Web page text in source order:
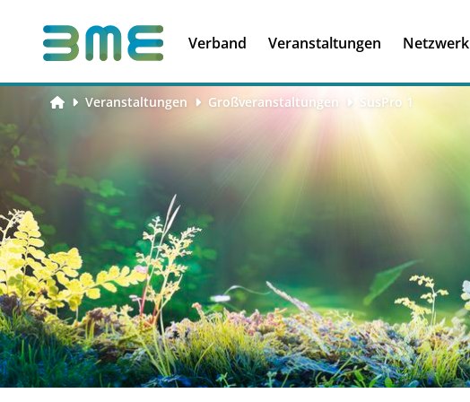
Verband Veranstaltungen
Führungskompetenzen
Netzwerk
Veranstaltungen Großveranstaltungen SusPro 1